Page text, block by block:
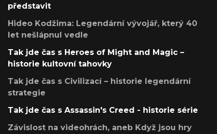
představit
Hideo Kodžima: Legendární vývojář, který 40
let nešlápnul vedle
Tak jde čas s Heroes of Might and Magic –
historie kultovní tahovky
Tak jde čas s Civilizací – historie legendární
strategie
Tak jde čas s Assassin's Creed - historie série
Závislost na videohrách, aneb Když jsou hry